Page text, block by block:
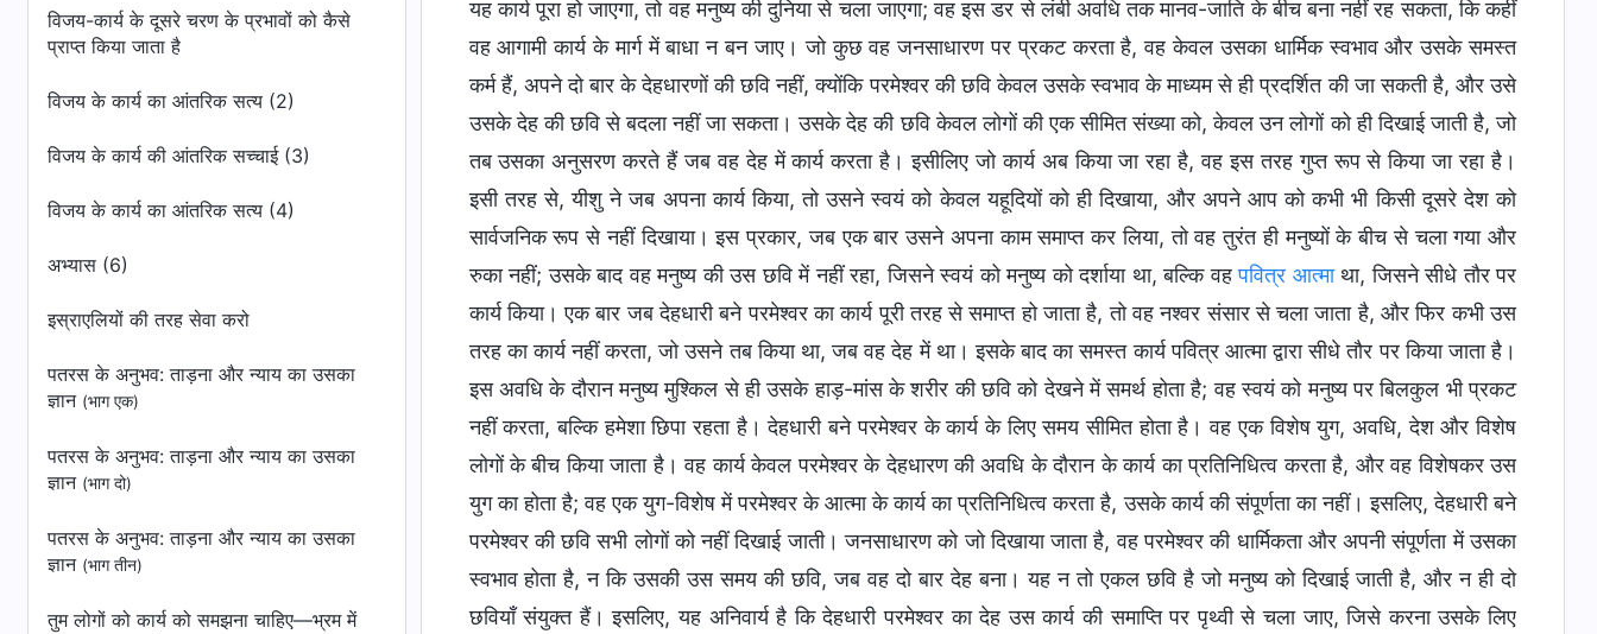
विजय-कार्य के दूसरे चरण के प्रभावों को कैसे
प्राप्त किया जाता है
विजय के कार्य का आंतरिक सत्य (2)
विजय के कार्य की आंतरिक सच्चाई (3)
विजय के कार्य का आंतरिक सत्य (4)
अभ्यास (6)
इस्राएलियों की तरह सेवा करो
पतरस के अनुभव: ताड़ना और न्याय का उसका
ज्ञान (भाग एक)
पतरस के अनुभव: ताड़ना और न्याय का उसका
ज्ञान (भाग दो)
पतरस के अनुभव: ताड़ना और न्याय का उसका
ज्ञान (भाग तीन)
तुम लोगों को कार्य को समझना चाहिए—भ्रम में
यह कार्य पूरा हो जाएगा, तो वह मनुष्य की दुनिया से चला जाएगा; वह इस डर से लंबी अवधि तक मानव-जाति के बीच बना नहीं रह सकता, कि कहीं
वह आगामी कार्य के मार्ग में बाधा न बन जाए। जो कुछ वह जनसाधारण पर प्रकट करता है, वह केवल उसका धार्मिक स्वभाव और उसके समस्त
कर्म हैं, अपने दो बार के देहधारणों की छवि नहीं, क्योंकि परमेश्वर की छवि केवल उसके स्वभाव के माध्यम से ही प्रदर्शित की जा सकती है, और उसे
उसके देह की छवि से बदला नहीं जा सकता। उसके देह की छवि केवल लोगों की एक सीमित संख्या को, केवल उन लोगों को ही दिखाई जाती है, जो
तब उसका अनुसरण करते हैं जब वह देह में कार्य करता है। इसीलिए जो कार्य अब किया जा रहा है, वह इस तरह गुप्त रूप से किया जा रहा है।
इसी तरह से, यीशु ने जब अपना कार्य किया, तो उसने स्वयं को केवल यहूदियों को ही दिखाया, और अपने आप को कभी भी किसी दूसरे देश को
सार्वजनिक रूप से नहीं दिखाया। इस प्रकार, जब एक बार उसने अपना काम समाप्त कर लिया, तो वह तुरंत ही मनुष्यों के बीच से चला गया और
रुका नहीं; उसके बाद वह मनुष्य की उस छवि में नहीं रहा, जिसने स्वयं को मनुष्य को दर्शाया था, बल्कि वहपवित्र आत्माथा, जिसने सीधे तौर पर
कार्य किया। एक बार जब देहधारी बने परमेश्वर का कार्य पूरी तरह से समाप्त हो जाता है, तो वह नश्वर संसार से चला जाता है, और फिर कभी उस
तरह का कार्य नहीं करता, जो उसने तब किया था, जब वह देह में था। इसके बाद का समस्त कार्य पवित्र आत्मा द्वारा सीधे तौर पर किया जाता है।
इस अवधि के दौरान मनुष्य मुश्किल से ही उसके हाड़-मांस के शरीर की छवि को देखने में समर्थ होता है; वह स्वयं को मनुष्य पर बिलकुल भी प्रकट
नहीं करता, बल्कि हमेशा छिपा रहता है। देहधारी बने परमेश्वर के कार्य के लिए समय सीमित होता है। वह एक विशेष युग, अवधि, देश और विशेष
लोगों के बीच किया जाता है। वह कार्य केवल परमेश्वर के देहधारण की अवधि के दौरान के कार्य का प्रतिनिधित्व करता है, और वह विशेषकर उस
युग का होता है; वह एक युग-विशेष में परमेश्वर के आत्मा के कार्य का प्रतिनिधित्व करता है, उसके कार्य की संपूर्णता का नहीं। इसलिए, देहधारी बने
परमेश्वर की छवि सभी लोगों को नहीं दिखाई जाती। जनसाधारण को जो दिखाया जाता है, वह परमेश्वर की धार्मिकता और अपनी संपूर्णता में उसका
स्वभाव होता है, न कि उसकी उस समय की छवि, जब वह दो बार देह बना। यह न तो एकल छवि है जो मनुष्य को दिखाई जाती है, और न ही दो
छवियाँ संयुक्त हैं। इसलिए, यह अनिवार्य है कि देहधारी परमेश्वर का देह उस कार्य की समाप्ति पर पृथ्वी से चला जाए, जिसे करना उसके लिए